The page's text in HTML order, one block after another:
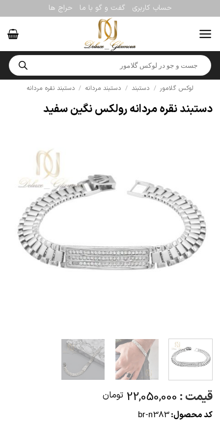
to
content
حساب کاربری گفت و گو با ما حراج ها
Products
search
لوکس گلامور / دستبند / دستبند مردانه / دستبند نقره مردانه
دستبند نقره مردانه رولکس نگین سفید
قیمت : 22,050,000 تومان
کد محصول:br-n383